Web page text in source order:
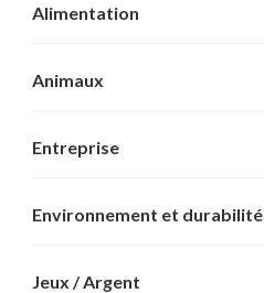
Alimentation
Animaux
Entreprise
Environnement et durabilité
Jeux / Argent